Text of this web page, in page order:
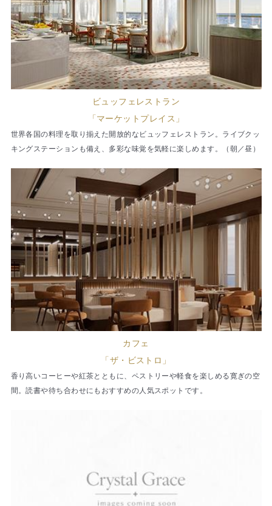
ビュッフェレストラン
「マーケットプレイス」
世界各国の料理を取り揃えた開放的なビュッフェレストラン。ライブクッ
キングステーションも備え、多彩な味覚を気軽に楽しめます。（朝／昼）
カフェ
「ザ・ビストロ」
香り高いコーヒーや紅茶とともに、ペストリーや軽食を楽しめる寛ぎの空
間。読書や待ち合わせにもおすすめの人気スポットです。